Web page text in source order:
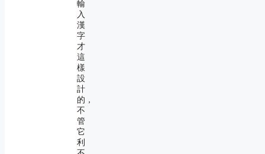
輸
入
漢
字
才
這
樣
設
計
的，
不
管
它
利